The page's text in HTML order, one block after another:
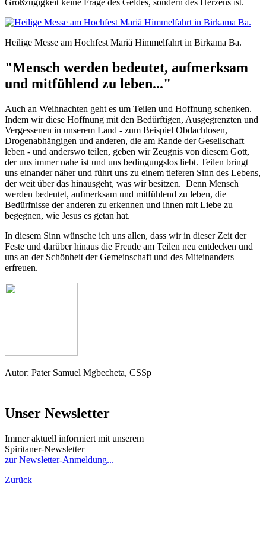
Großzügigkeit keine Frage des Geldes, sondern des Herzens ist.
Heilige Messe am Hochfest Mariä Himmelfahrt in Birkama Ba.
"Mensch werden bedeutet, aufmerksam
und mitfühlend zu leben..."
Auch an Weihnachten geht es um Teilen und Hoffnung schenken.
Indem wir diese Hoffnung mit den Bedürftigen, Ausgegrenzten und
Vergessenen in unserem Land - zum Beispiel Obdachlosen,
Drogenabhängigen und anderen, die am Rande der Gesellschaft
leben - und anderswo teilen, geben wir Zeugnis von diesem Gott,
der uns immer nahe ist und uns bedingungslos liebt. Teilen bringt
uns einander näher und führt uns zu einem tieferen Sinn des Lebens,
der weit über das hinausgeht, was wir besitzen. Denn Mensch
werden bedeutet, aufmerksam und mitfühlend zu leben, die
Bedürfnisse der anderen zu erkennen und ihnen mit Liebe zu
begegnen, wie Jesus es getan hat.
In diesem Sinn wünsche ich uns allen, dass wir in dieser Zeit der
Feste und darüber hinaus die Freude am Teilen neu entdecken und
uns an der Schönheit der Gemeinschaft und des Miteinanders
erfreuen.
Autor: Pater Samuel Mgbecheta, CSSp
Unser Newsletter
Immer aktuell informiert mit unserem
Spiritaner-Newsletter
zur Newsletter-Anmeldung...
Zurück